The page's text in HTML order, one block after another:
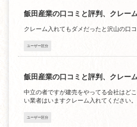
飯田産業の口コミと評判、クレー
クレーム入れてもダメだったと沢山の口
ユーザー区分
飯田産業の口コミと評判、クレー
中立の者ですが建売をやってる会社はど
い業者はいますクレーム入れてください。
ユーザー区分